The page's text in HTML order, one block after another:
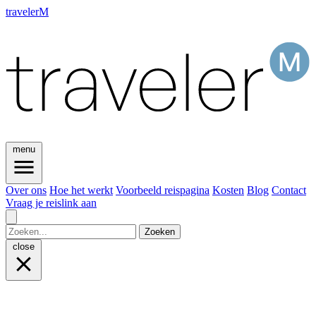
travelerM
Over ons Hoe het werkt Voorbeeld reispagina Kosten Blog Contact
Vraag je reislink aan
Zoeken
close